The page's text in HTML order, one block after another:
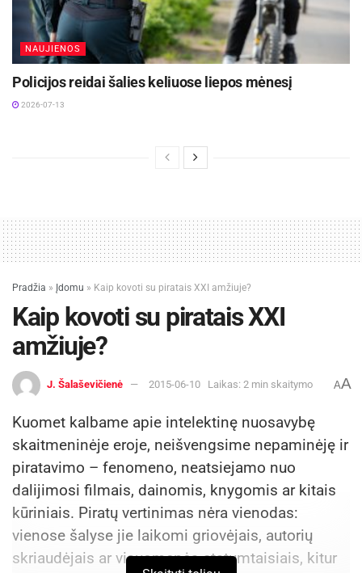
NAUJIENOS
Policijos reidai šalies keliuose liepos mėnesį
2026-07-13
Pradžia » Įdomu » Kaip kovoti su piratais XXI amžiuje?
Kaip kovoti su piratais XXI
amžiuje?
J. Šalaševičienė 2015-06-10 Laikas: 2 min skaitymo AA
Kuomet kalbame apie intelektinę nuosavybę
skaitmeninėje eroje, neišvengsime nepaminėję ir
piratavimo – fenomeno, neatsiejamo nuo
dalijimosi filmais, dainomis, knygomis ar kitais
kūriniais. Piratų vertinimas nėra vienodas:
vienose šalyse jie laikomi griovėjais, autorių
skriaudėjais ar visuomenės atstumtaisiais, kitur